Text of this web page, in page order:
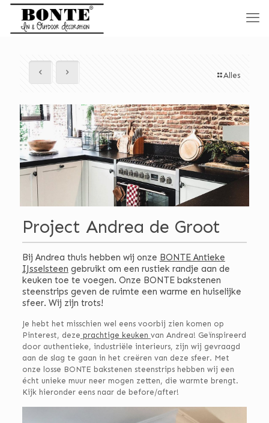
Alles
Project Andrea de Groot
Bij Andrea thuis hebben wij onze BONTE Antieke
IJsselsteen gebruikt om een rustiek randje aan de
keuken toe te voegen. Onze BONTE bakstenen
steenstrips geven de ruimte een warme en huiselijke
sfeer. Wij zijn trots!
Je hebt het misschien wel eens voorbij zien komen op
Pinterest, deze prachtige keuken van Andrea! Geïnspireerd
door authentieke, industriële interieurs, zijn wij gevraagd
aan de slag te gaan in het creëren van deze sfeer. Met
onze losse BONTE bakstenen steenstrips hebben wij een
écht unieke muur neer mogen zetten, die warmte brengt.
Kijk hieronder eens naar de before/after!